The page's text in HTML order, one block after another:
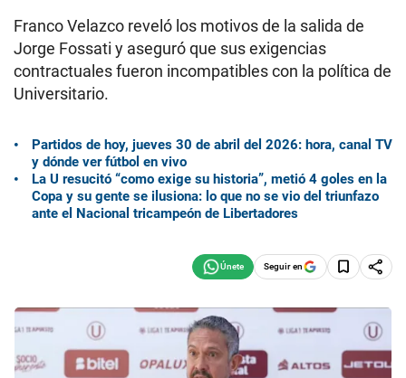
Franco Velazco reveló los motivos de la salida de
Jorge Fossati y aseguró que sus exigencias
contractuales fueron incompatibles con la política de
Universitario.
Partidos de hoy, jueves 30 de abril del 2026: hora, canal TV
y dónde ver fútbol en vivo
La U resucitó “como exige su historia”, metió 4 goles en la
Copa y su gente se ilusiona: lo que no se vio del triunfazo
ante el Nacional tricampeón de Libertadores
Seguir en